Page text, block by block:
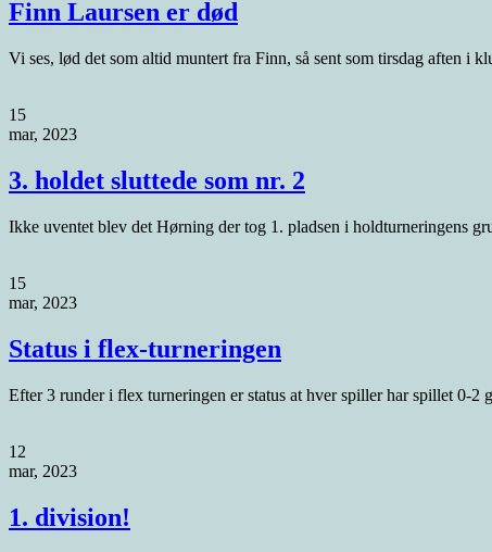
Finn Laursen er død
Vi ses, lød det som altid muntert fra Finn, så sent som tirsdag aften i
15
mar, 2023
3. holdet sluttede som nr. 2
Ikke uventet blev det Hørning der tog 1. pladsen i holdturneringens
15
mar, 2023
Status i flex-turneringen
Efter 3 runder i flex turneringen er status at hver spiller har spillet 0-
12
mar, 2023
1. division!